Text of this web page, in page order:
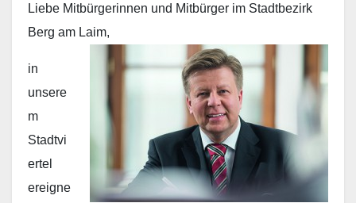
Liebe Mitbürgerinnen und Mitbürger im Stadtbezirk
Berg am Laim,
in
unsere
m
Stadtvi
ertel
ereigne